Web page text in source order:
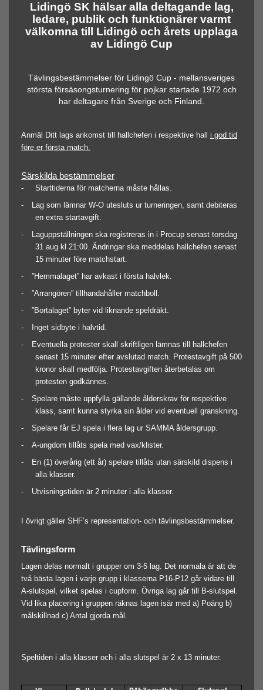
Lidingö SK hälsar alla deltagande lag,
ledare, publik och funktionärer varmt
välkomna till Lidingö och årets upplaga
av Lidingö Cup
Tävlingsbestämmelser för Lidingö Cup - mellansveriges
största försäsongsturnering för pojkar startade 1972 och
har deltagare från Sverige och Finland.
Anmäl Ditt lags ankomst till hallchefen i respektive hall i god tid
före er första match.
Särskilda bestämmelser
- Starttiderna för matcherna måste hållas.
-
Lag som lämnar W-O utesluts ur turneringen, samt debiteras
en extra startavgift.
-
Laguppställningen ska registreras in i Procup senast torsdag
31 aug kl 21:00. Ändringar ska meddelas hallchefen senast
15 minuter före matchstart.
-
”Hemmalaget” har avkast i första halvlek.
-
”Arrangören” tillhandahåller matchboll.
-
”Bortalaget” byter vid liknande speldräkt.
-
Inget sidbyte i halvtid.
-
Eventuella protester skall skriftligen lämnas till hallchefen
senast 15 minuter efter avslutad match. Protestavgift på 500
kronor skall medfölja. Protestavgiften återbetalas om
protesten godkännes.
-
Spelare måste uppfylla gällande ålderskrav för respektive
klass, samt kunna styrka sin ålder vid eventuell granskning.
-
Spelare får EJ spela i flera lag ur SAMMA åldersgrupp.
-
A-ungdom tillåts spela med vax/klister.
-
En (1) överårig (ett år) spelare tillåts utan särskild dispens i
alla klasser.
-
Utvisningstiden är 2 minuter i alla klasser.
I övrigt gäller SHF’s representation- och tävlingsbestämmelser.
Tävlingsform
Lagen delas normalt i grupper om 3-5 lag. Det normala är att de
två bästa lagen i varje grupp i klasserna P16-P12 går vidare till
A-slutspel, vilket spelas i cupform. Övriga lag går till B-slutspel.
Vid lika placering i gruppen räknas lagen isär med a) Poäng b)
målskillnad c) Antal gjorda mål.
Speltiden i alla klasser och i alla slutspel är 2 x 13 minuter.